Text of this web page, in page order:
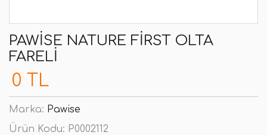
PAWISE NATURE FIRST OLTA
FARELI
0 TL
Marka: Pawise
Ürün Kodu: P0002112